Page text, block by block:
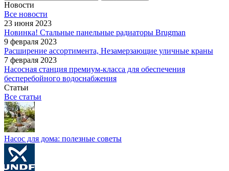
Новости
Все новости
23 июня 2023
Новинка! Стальные панельные радиаторы Brugman
9 февраля 2023
Расширение ассортимента, Незамерзающие уличные краны
7 февраля 2023
Насосная станция премиум-класса для обеспечения
бесперебойного водоснабжения
Статьи
Все статьи
Насос для дома: полезные советы